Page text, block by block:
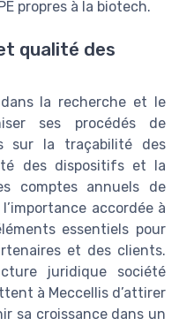
propres à la biotech.
qualité des
la recherche et le
ses procédés de
sur la traçabilité des
des dispositifs et la
comptes annuels de
accordée à
essentiels pour
et des clients.
juridique société
à Meccellis d’attirer
sa croissance dans un